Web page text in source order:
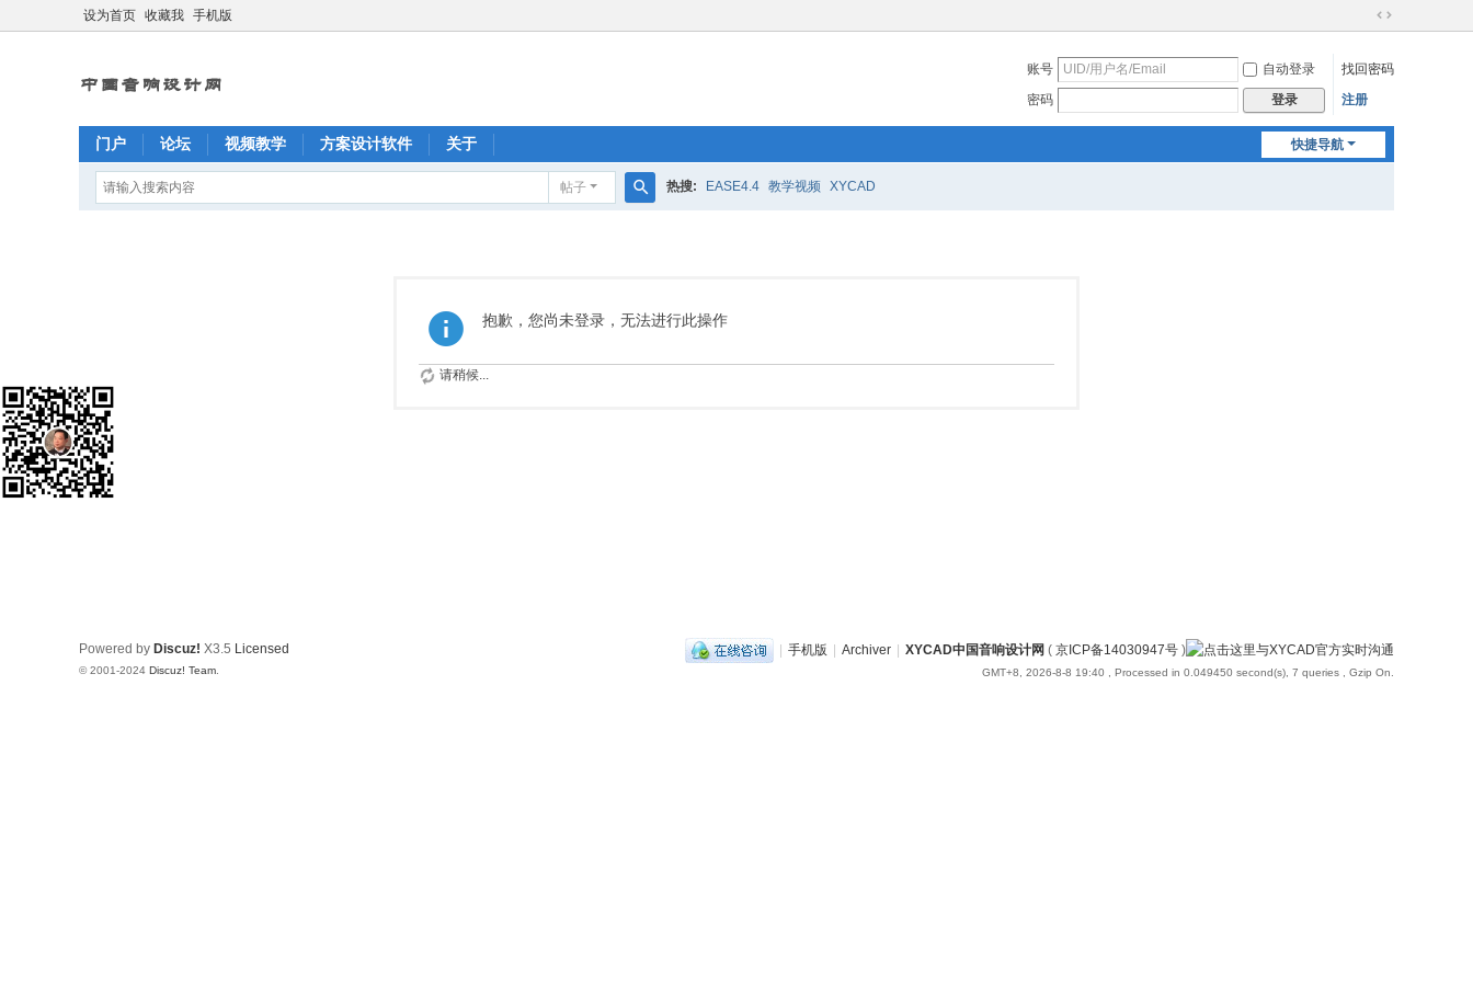
设为首页 收藏我 手机版
切
到
账号 自动登录
找回密码
密码
登录 注册
快捷导航
门户 论坛 视频教学 方案设计软件 关于
帖子 热搜: EASE4.4 教学视频 XYCAD
抱歉，您尚未登录，无法进行此操作
请稍候...
| 手机版 | Archiver | XYCAD中国音响设计网 ( 京ICP备14030947号 )
GMT+8, 2026-8-8 19:40 , Processed in 0.049450 second(s), 7 queries , Gzip On.
Powered by Discuz! X3.5 Licensed
© 2001-2024 Discuz! Team